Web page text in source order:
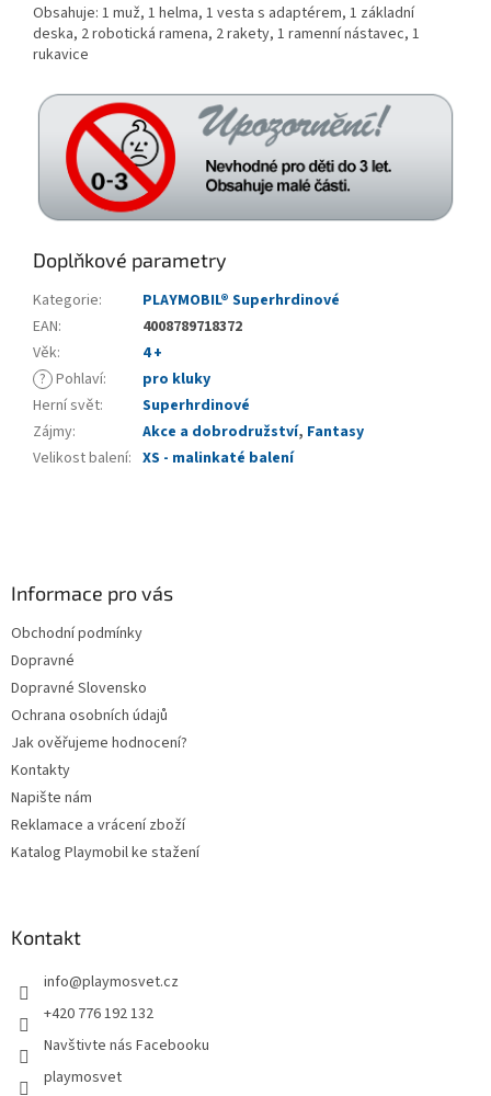
Obsahuje: 1 muž, 1 helma, 1 vesta s adaptérem, 1 základní
deska, 2 robotická ramena, 2 rakety, 1 ramenní nástavec, 1
rukavice
Doplňkové parametry
Kategorie:
PLAYMOBIL® Superhrdinové
EAN:
4008789718372
Věk:
4 +
? Pohlaví:
pro kluky
Herní svět:
Superhrdinové
Zájmy: Akce a dobrodružství, Fantasy
Velikost balení: XS - malinkaté balení
Informace pro vás
Obchodní podmínky
Dopravné
Dopravné Slovensko
Ochrana osobních údajů
Jak ověřujeme hodnocení?
Kontakty
Napište nám
Reklamace a vrácení zboží
Katalog Playmobil ke stažení
Kontakt
info@playmosvet.cz
+420 776 192 132
Navštivte nás Facebooku
playmosvet